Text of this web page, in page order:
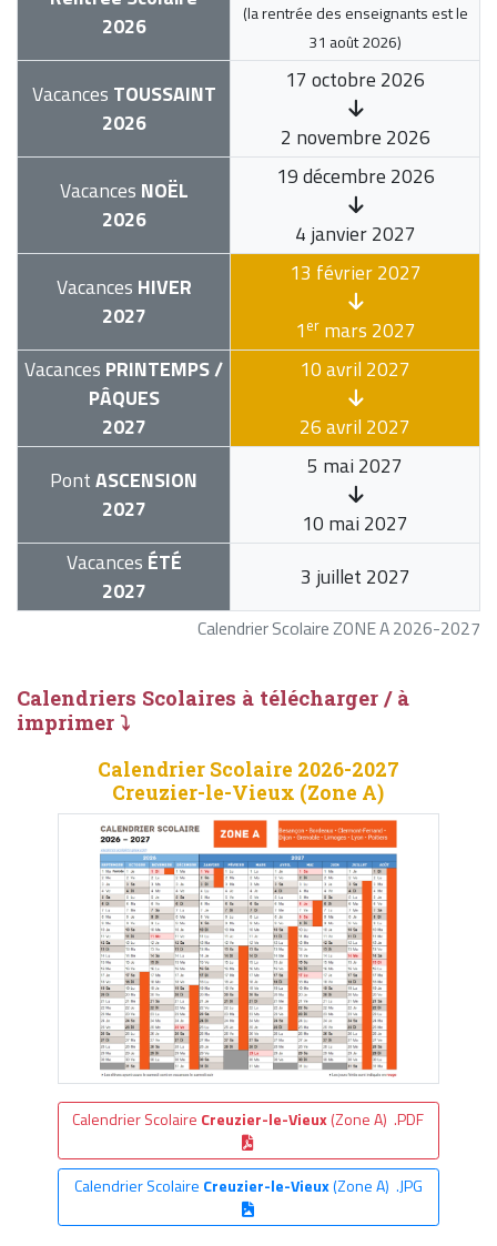
Calendrier Scolaire ZONE A 2026-2027
2026
(la rentrée des enseignants est le
31 août 2026)
Vacances TOUSSAINT
2026
17 octobre 2026
2 novembre 2026
Vacances NOËL
2026
19 décembre 2026
4 janvier 2027
Vacances HIVER
2027
13 février 2027
1ermars 2027
Vacances PRINTEMPS /
PÂQUES
2027
10 avril 2027
26 avril 2027
PontASCENSION
2027
5 mai 2027
10 mai 2027
Vacances ÉTÉ
2027
3 juillet 2027
Calendriers Scolaires à télécharger / à
imprimer ⤵
Calendrier Scolaire 2026-2027
Creuzier-le-Vieux (Zone A)
Calendrier Scolaire Creuzier-le-Vieux(Zone A) .PDF
Calendrier Scolaire Creuzier-le-Vieux(Zone A) .JPG